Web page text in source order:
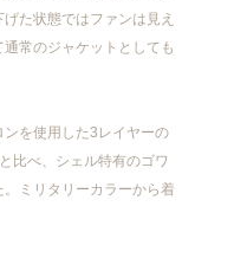
た状態ではファンは見え
常のジャケットとしても
を使用した3レイヤーの
比べ、シェル特有のゴワ
ミリタリーカラーから着